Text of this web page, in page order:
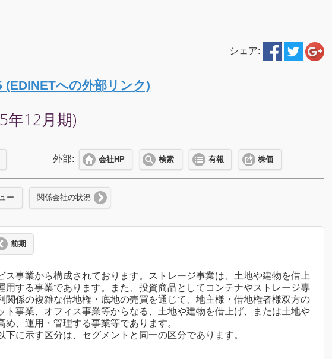
シェア:
(EDINETへの外部リンク)
年12月期)
外部: 会社HP 検索 有報 株価
ー 関係会社の状況
前期
事業から構成されております。ストレージ事業は、土地や建物を借上
する事業であります。また、投資商品としてコンテナやストレージ専
係の複雑な借地権・底地の売買を通じて、地主様・借地権者様双方の
事業、オフィス事業等からなる、土地や建物を借上げ、または土地や
、運用・管理する事業等であります。
に示す区分は、セグメントと同一の区分であります。